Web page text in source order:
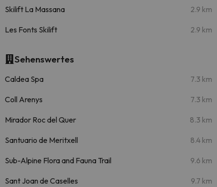
Skilift La Massana 2.9 km
Les Fonts Skilift 2.9 km
Sehenswertes
Caldea Spa 7.3 km
Coll Arenys 7.3 km
Mirador Roc del Quer 8.3 km
Santuario de Meritxell 8.4 km
Sub-Alpine Flora and Fauna Trail 9.6 km
Sant Joan de Caselles 9.7 km